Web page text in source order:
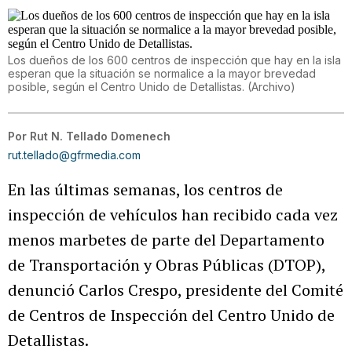
Los dueños de los 600 centros de inspección que hay en la isla
esperan que la situación se normalice a la mayor brevedad
posible, según el Centro Unido de Detallistas. (Archivo)
Por Rut N. Tellado Domenech
rut.tellado@gfrmedia.com
En las últimas semanas, los centros de
inspección de vehículos han recibido cada vez
menos marbetes de parte del Departamento
de Transportación y Obras Públicas (DTOP),
denunció Carlos Crespo, presidente del Comité
de Centros de Inspección del Centro Unido de
Detallistas.